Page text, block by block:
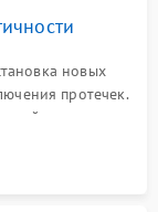
новых
протечек.
системы,